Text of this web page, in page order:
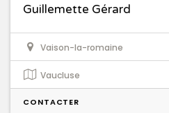
Guillemette Gérard
Vaison-la-romaine
Vaucluse
CONTACTER